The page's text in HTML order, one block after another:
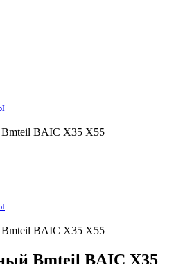
BAIC X35 X55
BAIC X35 X55
Bmteil BAIC X35